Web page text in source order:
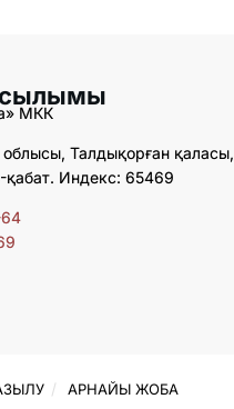
МКК
Талдықорған қаласы,
Индекс: 65469
АРНАЙЫ ЖОБА